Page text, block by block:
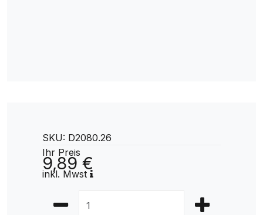
SKU: D2080.26
Ihr Preis
9,89 €
inkl. Mwst